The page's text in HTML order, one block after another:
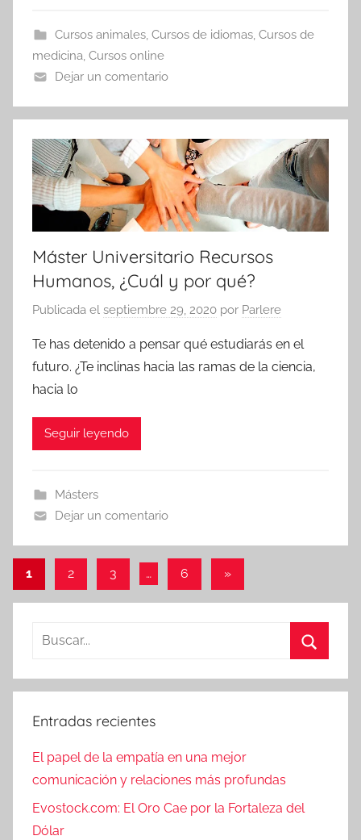
Cursos animales, Cursos de idiomas, Cursos de
medicina Cursos online
Dejar un comentario
Máster Universitario Recursos
Humanos, ¿Cuál y por qué?
Publicada el septiembre 29, 2020 por Parlere
Te has detenido a pensar qué estudiarás en el
futuro. ¿Te inclinas hacia las ramas de la ciencia,
hacia lo
Seguir leyendo
Másters
Dejar un comentario
Paginación
de
entradas
1 2 3 … 6
Entradas
»
Buscar:
Entradas recientes
El papel de la empatía en una mejor
comunicación y relaciones más profundas
Evostock.com: El Oro Cae por la Fortaleza del
Dólar